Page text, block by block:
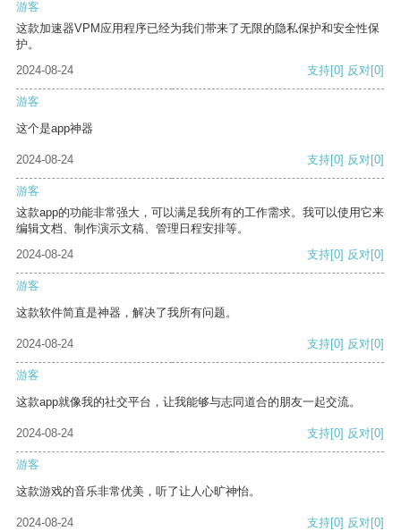
游客
这款加速器VPM应用程序已经为我们带来了无限的隐私保护和安全性保
护。
2024-08-24
支持[0] 反对[0]
游客
这个是app神器
2024-08-24 支持[0] 反对[0]
游客
这款app的功能非常强大，可以满足我所有的工作需求。我可以使用它来
编辑文档、制作演示文稿、管理日程安排等。
2024-08-24
支持[0] 反对[0]
游客
这款软件简直是神器，解决了我所有问题。
2024-08-24 支持[0] 反对[0]
游客
这款app就像我的社交平台，让我能够与志同道合的朋友一起交流。
2024-08-24 支持[0] 反对[0]
游客
这款游戏的音乐非常优美，听了让人心旷神怡。
2024-08-24 支持[0] 反对[0]